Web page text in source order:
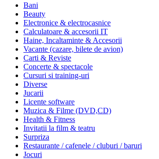
Bani
Beauty
Electronice & electrocasnice
Calculatoare & accesorii IT
Haine, Incaltaminte & Accesorii
Vacante (cazare, bilete de avion)
Carti & Reviste
Concerte & spectacole
Cursuri si training-uri
Diverse
Jucarii
Licente software
Muzica & Filme (DVD,CD)
Health & Fitness
Invitatii la film & teatru
Surpriza
Restaurante / cafenele / cluburi / baruri
Jocuri